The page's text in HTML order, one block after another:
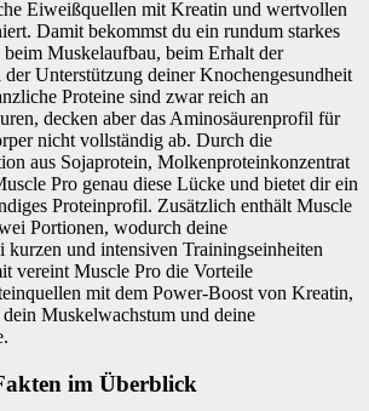
Eiweißquellen mit Kreatin und wertvollen
Damit bekommst du ein rundum starkes
beim Muskelaufbau, beim Erhalt der
der Unterstützung deiner Knochengesundheit
Proteine sind zwar reich an
decken aber das Aminosäurenprofil für
nicht vollständig ab. Durch die
aus Sojaprotein, Molkenproteinkonzentrat
Pro genau diese Lücke und bietet dir ein
Proteinprofil. Zusätzlich enthält Muscle
Portionen, wodurch deine
kurzen und intensiven Trainingseinheiten
vereint Muscle Pro die Vorteile
mit dem Power-Boost von Kreatin,
Muskelwachstum und deine
im Überblick